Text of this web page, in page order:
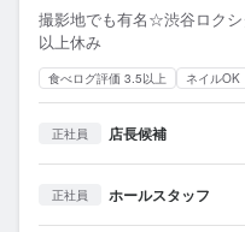
撮影地でも有名☆渋谷ロク
以上休み
食べログ評価 3.5以上 ネイルOK
正社員 店長候補
正社員 ホールスタッフ